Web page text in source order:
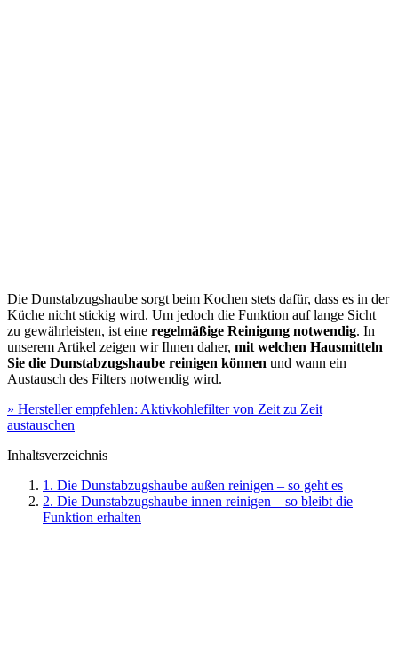
Die Dunstabzugshaube sorgt beim Kochen stets dafür, dass es in der
Küche nicht stickig wird. Um jedoch die Funktion auf lange Sicht
zu gewährleisten, ist eine regelmäßige Reinigung notwendig. In
unserem Artikel zeigen wir Ihnen daher, mit welchen Hausmitteln
Sie die Dunstabzugshaube reinigen können und wann ein
Austausch des Filters notwendig wird.
» Hersteller empfehlen: Aktivkohlefilter von Zeit zu Zeit
austauschen
Inhaltsverzeichnis
1. Die Dunstabzugshaube außen reinigen – so geht es
2. Die Dunstabzugshaube innen reinigen – so bleibt die
Funktion erhalten